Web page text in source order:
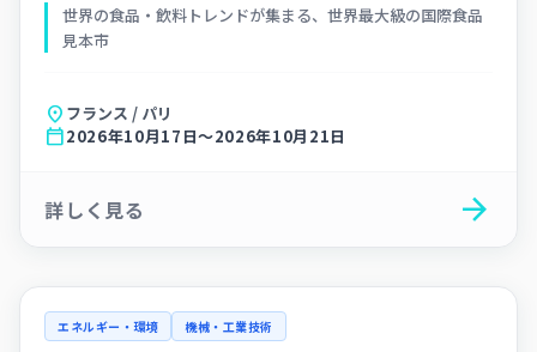
世界の食品・飲料トレンドが集まる、世界最大級の国際食品
見本市
location_on フランス / パリ
calendar_today2026年10月17日～2026年10月21日
詳しく見る arrow_forward
エネルギー・環境 機械・工業技術